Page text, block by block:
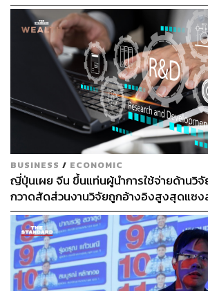
BUSINESS / ECONOMIC
ญี่ปุ่นเผย จีน ขึ้นแท่นผู้นำการใช้จ่ายด้านวิ
กวาดสัดส่วนงานวิจัยถูกอ้างอิงสูงสุดแซ